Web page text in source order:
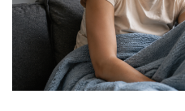
m
a